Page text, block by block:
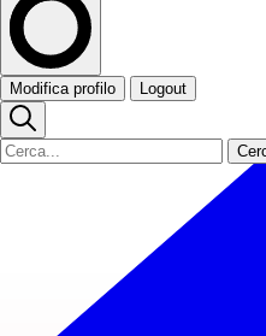
Modifica profilo Logout